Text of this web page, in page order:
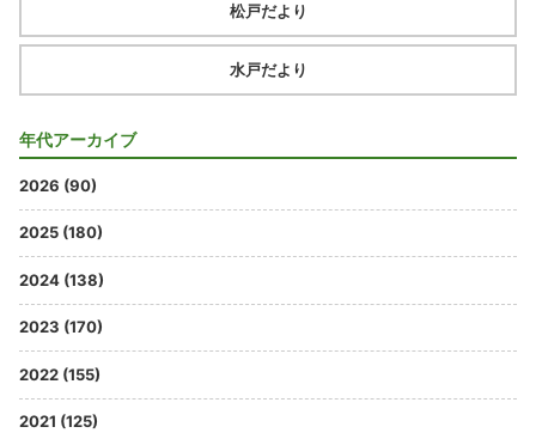
松戸だより
水戸だより
年代アーカイブ
2026 (90)
2025 (180)
2024 (138)
2023 (170)
2022 (155)
2021 (125)